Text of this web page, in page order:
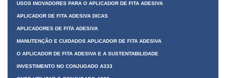
USOS INOVADORES PARA O APLICADOR DE FITA ADESIVA
APLICADOR DE FITA ADESIVA DICAS
APLICADORES DE FITA ADESIVA
MANUTENÇÃO E CUIDADOS APLICADOR DE FITA ADESIVA
O APLICADOR DE FITA ADESIVA E A SUSTENTABILIDADE
INVESTIMENTO NO CONJUGADO A333